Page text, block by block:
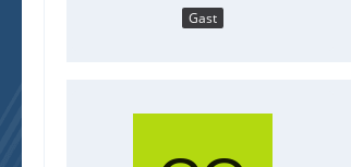
Gast